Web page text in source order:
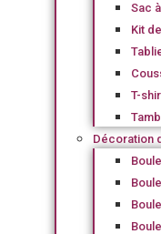
Sac
Kit
T-
Décoration